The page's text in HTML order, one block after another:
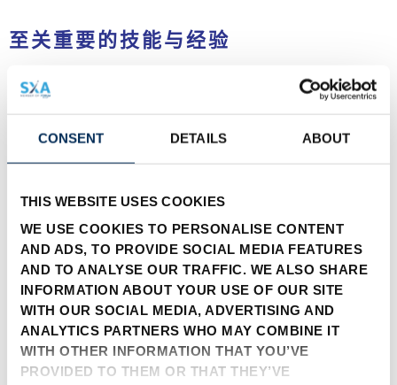
CONSENT DETAILS ABOUT
THIS WEBSITE USES COOKIES
WE USE COOKIES TO PERSONALISE CONTENT
AND ADS, TO PROVIDE SOCIAL MEDIA FEATURES
AND TO ANALYSE OUR TRAFFIC. WE ALSO SHARE
INFORMATION ABOUT YOUR USE OF OUR SITE
WITH OUR SOCIAL MEDIA, ADVERTISING AND
ANALYTICS PARTNERS WHO MAY COMBINE IT
WITH OTHER INFORMATION THAT YOU’VE
PROVIDED TO THEM OR THAT THEY’VE
至关重要的技能与经验
技能人员、丰富的经验以及在全球各地的广泛人脉确保南
十字星每次都能顺利交付您的飞机。我们能交付任何类型
的涡轮驱动飞机，从最大型的客机到小一些的定期往返客
机、企业用涡轮螺旋桨飞机和喷气飞机。必要时，南十字
常规到最复杂的任务，我们都能为之制定解决方案，为当
项从仅提供机组人员到总承包经营。总承包经营包括：
航线加油
降落、停泊和地面勤务费
所有导航费用
所有飞跃领空和降落许可
机组人员费用、支出和机票费
机组人员执照背书